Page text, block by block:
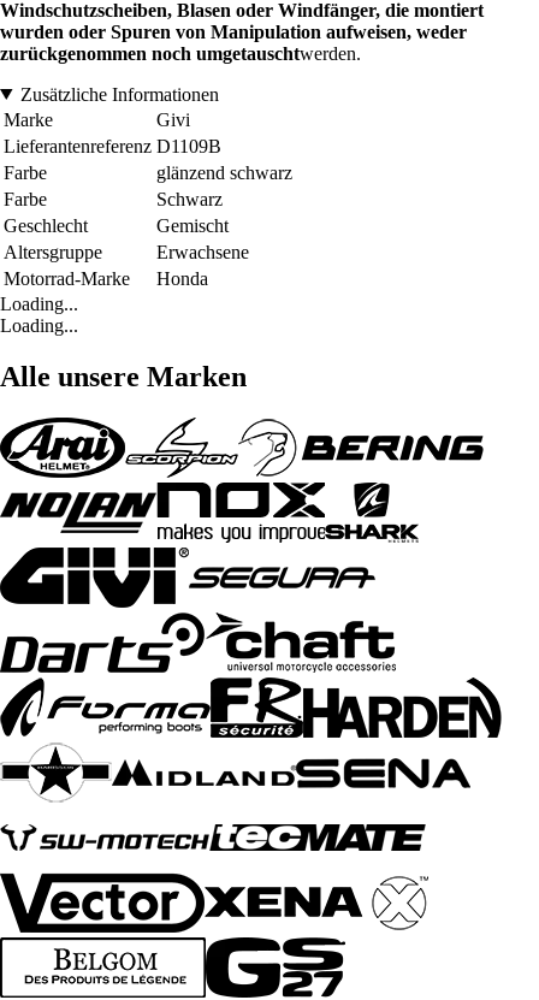
Windschutzscheiben, Blasen oder Windfänger, die montiert
wurden oder Spuren von Manipulation aufweisen, weder
zurückgenommen noch umgetauschtwerden.
Zusätzliche Informationen
Marke
Givi
Lieferantenreferenz D1109B
Farbe
glänzend schwarz
Farbe
Schwarz
Geschlecht
Gemischt
Altersgruppe
Erwachsene
Motorrad-Marke
Honda
Loading...
Loading...
Alle unsere Marken